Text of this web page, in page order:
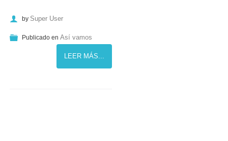
by Super User
Publicado en Así vamos
LEER MÁS...